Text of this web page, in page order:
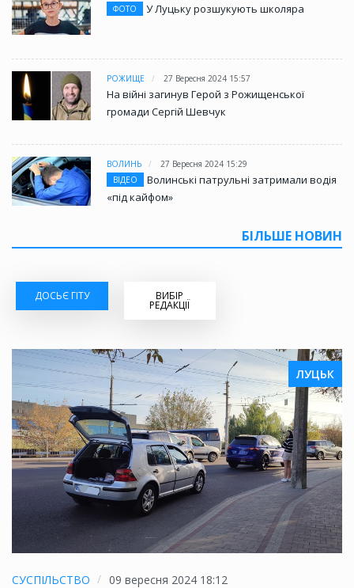
ФОТО
У Луцьку розшукують школяра
РОЖИЩЕ 27 Вересня 2024 15:57
На війні загинув Герой з Рожищенської
громади Сергій Шевчук
ВОЛИНЬ
27 Вересня 2024 15:29
ВІДЕО
Волинські патрульні затримали водія
«під кайфом»
БІЛЬШЕ НОВИН
ДОСЬЄ ГІТУ ВИБІР
РЕДАКЦІЇ
ЛУЦЬК
СУСПІЛЬСТВО
09 вересня 2024 18:12